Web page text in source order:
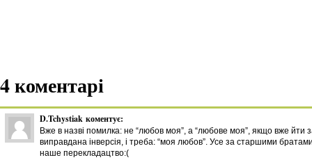
4 коментарі
D.Tchystiak коментує:
Вже в назві помилка: не “любов моя”, а “любове моя”, якщо вже йти
виправдана інверсія, і треба: “моя любов”. Усе за старшими
наше перекладацтво:(